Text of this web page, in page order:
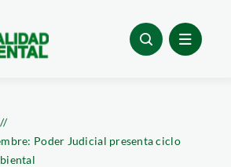
Poder Judicial presenta ciclo